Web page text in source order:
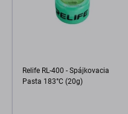
Relife RL-400 - Spájkovacia
Pasta 183°C (20g)